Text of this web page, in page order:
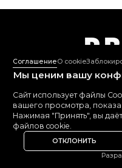
RB
Агентство
+7
Пн-Пт:
WhatsApp
СоглашениеО cookie
Мы ценим вашу
Сайт использует файлы
вашего просмотра, показа
Нажимая "Принять", вы
файлов cookie.
ОТКЛОНИТЬ